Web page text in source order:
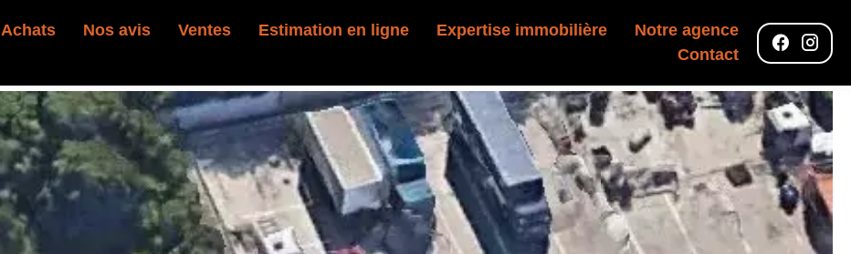
Achats Nos avis Ventes Estimation en ligne Expertise immobilière
Notre agence
Contact